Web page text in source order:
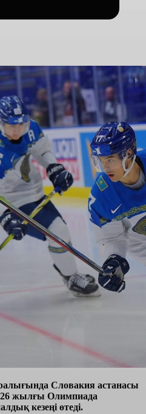
Словакия астанасы
жылғы Олимпиада
кезеңі өтеді.